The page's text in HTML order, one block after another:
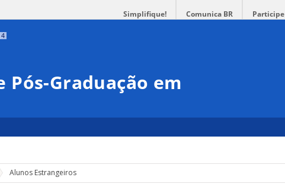
Simplifique! Comunica BR Participe
4
Pós-Graduação em
Alunos Estrangeiros